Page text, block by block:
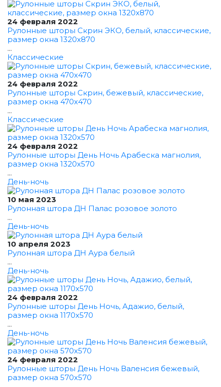
24 февраля 2022
Рулонные шторы Скрин ЭКО, белый, классические,
размер окна 1320x870
...
Классические
24 февраля 2022
Рулонные шторы Скрин, бежевый, классические,
размер окна 470x470
...
Классические
24 февраля 2022
Рулонные шторы День Ночь Арабеска магнолия,
размер окна 1320x570
...
День-ночь
10 мая 2023
Рулонная штора ДН Палас розовое золото
...
День-ночь
10 апреля 2023
Рулонная штора ДН Аура белый
...
День-ночь
24 февраля 2022
Рулонные шторы День Ночь, Адажио, белый,
размер окна 1170x570
...
День-ночь
24 февраля 2022
Рулонные шторы День Ночь Валенсия бежевый,
размер окна 570x570